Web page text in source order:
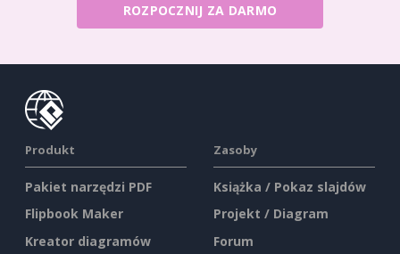
ROZPOCZNIJ ZA DARMO
Produkt
Pakiet narzędzi PDF
Flipbook Maker
Kreator diagramów
Zasoby
Książka / Pokaz slajdów
Projekt / Diagram
Forum